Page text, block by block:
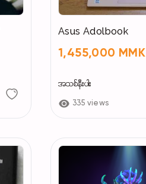
Asus Adolbook
1,455,000 MMK
အသစ်နီးပါး
335 views